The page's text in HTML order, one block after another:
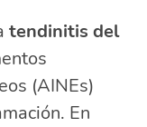
tendinitis del
(AINEs)
En